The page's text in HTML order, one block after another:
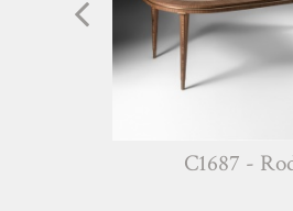
C1687 - Rodolfo